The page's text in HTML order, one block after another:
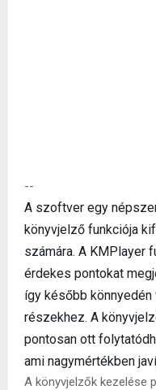
--
A szoftver egy
könyvjelző funkciója
számára. A KMPlayer
érdekes pontokat
így később
részekhez. A
pontosan ott
ami nagymértékben
A könyvjelzők kezelése